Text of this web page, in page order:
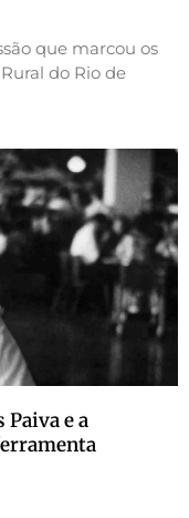
que marcou os
do Rio de
Paiva e a